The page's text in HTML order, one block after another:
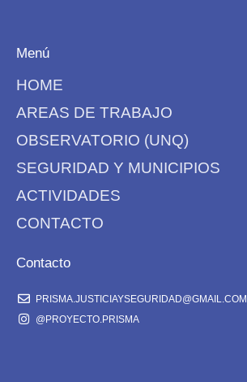
Menú
HOME
AREAS DE TRABAJO
OBSERVATORIO (UNQ)
SEGURIDAD Y MUNICIPIOS
ACTIVIDADES
CONTACTO
Contacto
PRISMA.JUSTICIAYSEGURIDAD@GMAIL.COM
@PROYECTO.PRISMA